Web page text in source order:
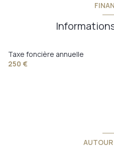
Taxe foncière annuelle
250 €
AUTOUR